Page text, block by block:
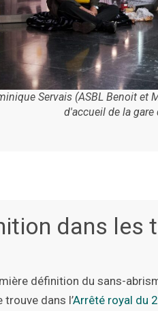
Servais (ASBL Benoit et
d'accueil de la
dans les
définition du sans-
trouve dans l’Arrêté royal du